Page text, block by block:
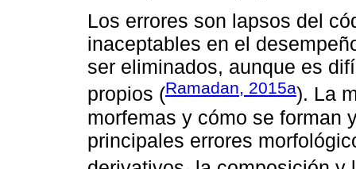
Los errores son lapsos del
inaceptables en el
ser eliminados, aunque es
propios (Ramadan, 2015a). La
morfemas y cómo se forman
principales errores